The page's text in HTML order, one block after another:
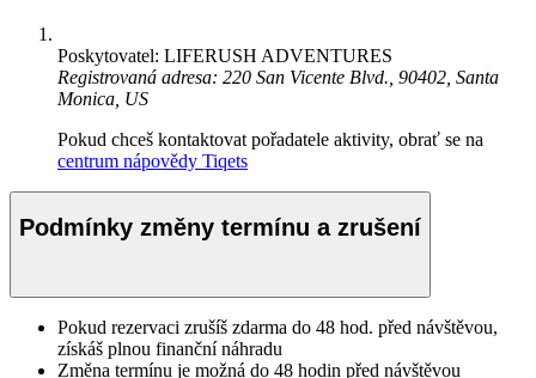
Poskytovatel: LIFERUSH ADVENTURES
Registrovaná adresa: 220 San Vicente Blvd., 90402, Santa
Monica, US
Pokud chceš kontaktovat pořadatele aktivity, obrať se na
centrum nápovědy Tiqets
Podmínky změny termínu a zrušení
Pokud rezervaci zrušíš zdarma do 48 hod. před návštěvou,
získáš plnou finanční náhradu
Změna termínu je možná do 48 hodin před návštěvou